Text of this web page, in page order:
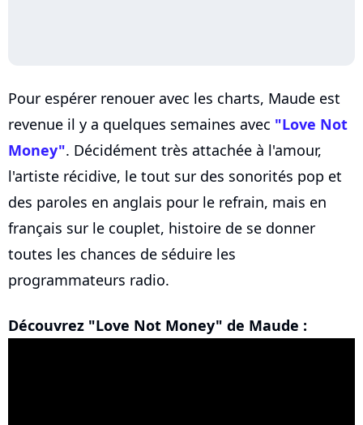
Pour espérer renouer avec les charts, Maude est
revenue il y a quelques semaines avec "Love Not
Money". Décidément très attachée à l'amour,
l'artiste récidive, le tout sur des sonorités pop et
des paroles en anglais pour le refrain, mais en
français sur le couplet, histoire de se donner
toutes les chances de séduire les
programmateurs radio.
Découvrez "Love Not Money" de Maude :